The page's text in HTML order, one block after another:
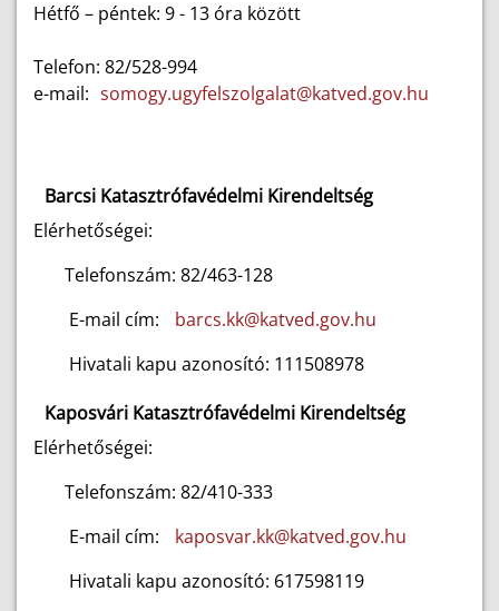
Hétfő – péntek: 9 - 13 óra között
Telefon: 82/528-994
e-mail: somogy.ugyfelszolgalat@katved.gov.hu
Barcsi Katasztrófavédelmi Kirendeltség
Elérhetőségei:
Telefonszám: 82/463-128
E-mail cím:
barcs.kk@katved.gov.hu
Hivatali kapu azonosító: 111508978
Kaposvári Katasztrófavédelmi Kirendeltség
Elérhetőségei:
Telefonszám: 82/410-333
E-mail cím:
kaposvar.kk@katved.gov.hu
Hivatali kapu azonosító: 617598119